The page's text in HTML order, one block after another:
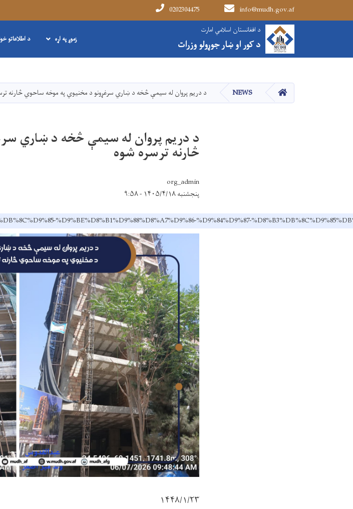
دانګل
د افغانستان اسلامي امارت
د کور او ښار جوړولو وزرات
info@mudh.gov.af
0202304475
Main navigation
د افغانستان اسلامي امارت
د کور او ښار جوړولو وزرات زموږ په اړه د اطلاعاتو
کور NEWS د دریم پروان له سیمې څخه د ښاري سرغړونو د مخنیوي په موخه ساحوي څارنه
د دریم پروان له سیمې څخه د ښاري
څارنه ترسره شوه
org_admin
پنجشنبه ۱۴۰۵/۴/۱۸ - ۹:۵۸
%D9%BE%D8%B1%D9%88%D8%A7%D9%86-%D9%84%D9%87-
۱۴۴۸/۱/۲۳